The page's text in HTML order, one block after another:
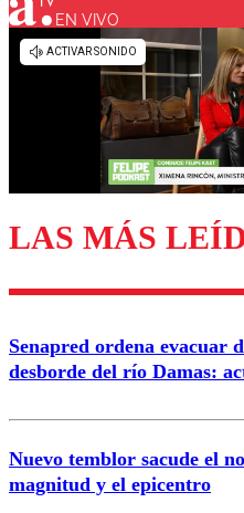
Los comentarios son
diálogo
EN VIVO
LAS MÁS
Senapred ordena evacuar
desborde del río Damas:
Nuevo temblor sacude el
magnitud y el epicentro